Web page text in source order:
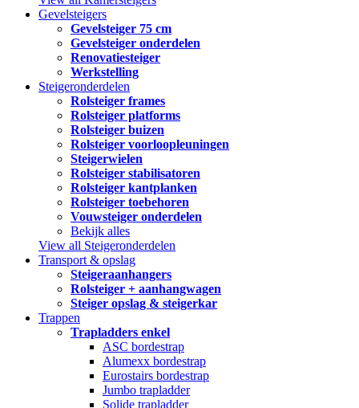
Gevelsteigers
Gevelsteiger 75 cm
Gevelsteiger onderdelen
Renovatiesteiger
Werkstelling
Steigeronderdelen
Rolsteiger frames
Rolsteiger platforms
Rolsteiger buizen
Rolsteiger voorloopleuningen
Steigerwielen
Rolsteiger stabilisatoren
Rolsteiger kantplanken
Rolsteiger toebehoren
Vouwsteiger onderdelen
Bekijk alles
View all Steigeronderdelen
Transport & opslag
Steigeraanhangers
Rolsteiger + aanhangwagen
Steiger opslag & steigerkar
Trappen
Trapladders enkel
ASC bordestrap
Alumexx bordestrap
Eurostairs bordestrap
Jumbo trapladder
Solide trapladder